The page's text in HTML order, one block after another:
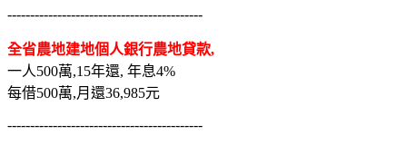
-------------------------------------------
全省農地建地個人銀行農地貸款,
一人500萬,15年還, 年息4%
每借500萬,月還36,985元
-------------------------------------------